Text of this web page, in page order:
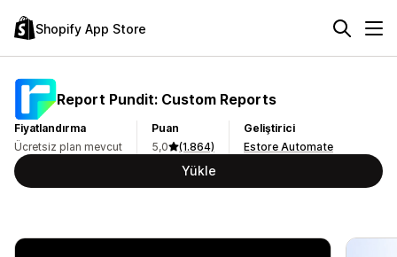
Shopify App Store
Report Pundit: Custom Reports
Fiyatlandırma
Ücretsiz plan mevcut
Puan
5,0
(1.864)
Geliştirici
Estore Automate
Yükle